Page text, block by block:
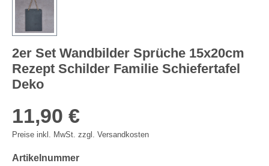
2er Set Wandbilder Sprüche 15x20cm
Rezept Schilder Familie Schiefertafel
Deko
11,90 €
Preise inkl. MwSt. zzgl. Versandkosten
Artikelnummer